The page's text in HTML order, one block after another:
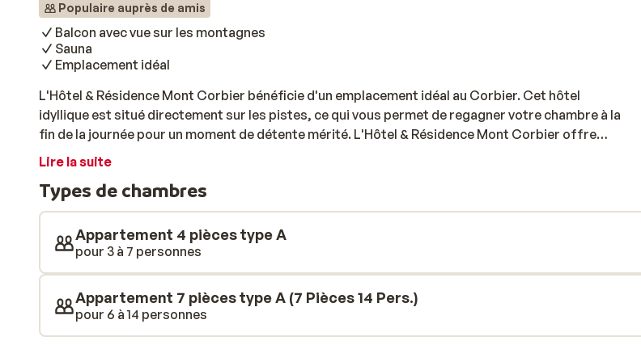
Populaire auprès de amis
Balcon avec vue sur les montagnes
Sauna
Emplacement idéal
L'Hôtel & Résidence Mont Corbier bénéficie d'un emplacement idéal au Corbier. Cet hôtel
idyllique est situé directement sur les pistes, ce qui vous permet de regagner votre chambre à la
fin de la journée pour un moment de détente mérité. L'Hôtel & Résidence Mont Corbier offre
tout le nécessaire pour un parfait séjour au ski. Les chambres sont meublées de façon
imprenable sur les sommets enneigés. Après une longue journée sur les pistes, trinquez à vos
vacances au bar de l'hôtel où l'on sert différents types de bière. Santé!
Lire la suite
Types de chambres
Appartement 4 pièces type A
pour 3 à 7 personnes
Appartement 7 pièces type A (7 Pièces 14 Pers.)
pour 6 à 14 personnes